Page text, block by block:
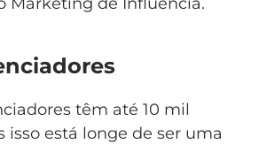
têm até 10 mil
isso está longe de ser uma